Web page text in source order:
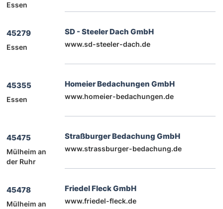
Essen
45279
Essen
SD - Steeler Dach GmbH
www.sd-steeler-dach.de
45355
Essen
Homeier Bedachungen GmbH
www.homeier-bedachungen.de
45475
Mülheim an
der Ruhr
Straßburger Bedachung GmbH
www.strassburger-bedachung.de
45478
Mülheim an
Friedel Fleck GmbH
www.friedel-fleck.de